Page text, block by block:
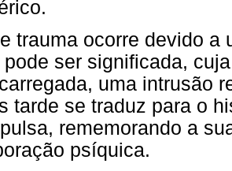
trauma ocorre devido a
pode ser significada,
uma intrusão
tarde se traduz para o
rememorando a
psíquica.